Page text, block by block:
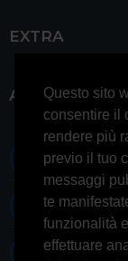
Questo sito
consentire il
rendere più
previo il tuo
messaggi
te
funzionalità
effettuare
EXTRA
ACCOUNT
Whatsapp